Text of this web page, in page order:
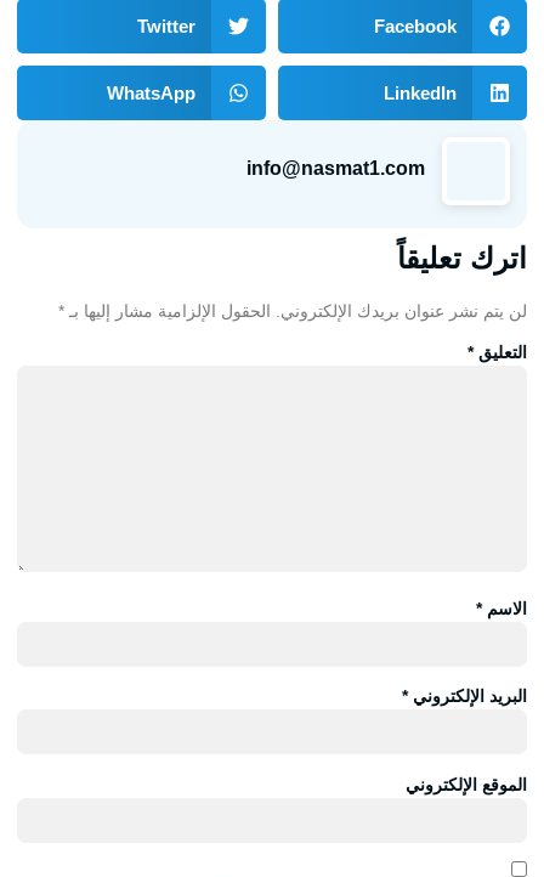
Facebook
Twitter
LinkedIn
WhatsApp
info@nasmat1.com
اترك تعليقاً
لن يتم نشر عنوان بريدك الإلكتروني. الحقول الإلزامية مشار إليها بـ *
التعليق*
الاسم*
البريد الإلكتروني*
الموقع الإلكتروني